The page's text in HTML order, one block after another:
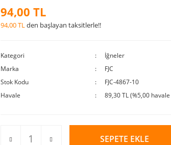
94,00 TL
94,00 TLden başlayan taksitlerle!!
Kategori
İğneler
Marka
FJC
Stok Kodu
FJC-4867-10
Havale
89,30 TL (%5,00
SEPETE EKLE